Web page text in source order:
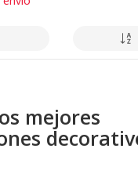
mejores